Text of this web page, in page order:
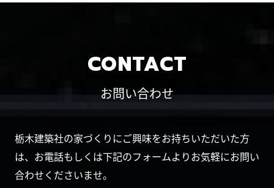
CONTACT
お問い合わせ
栃木建築社の家づくりにご興味をお持ちいただいた方
は、お電話もしくは下記のフォームよりお気軽にお問い
合わせくださいませ。